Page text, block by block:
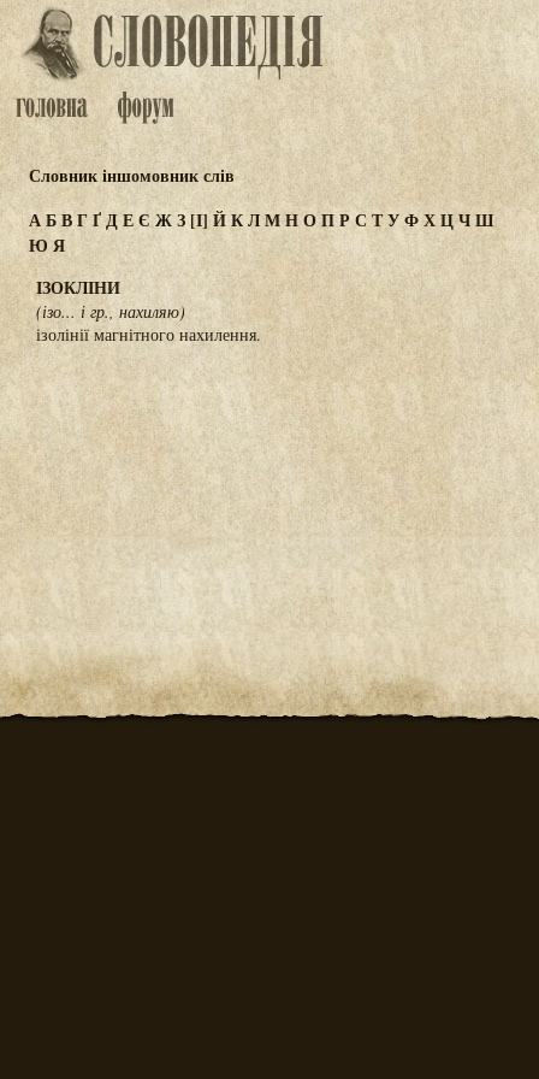
Словник іншомовник слів
АБВГҐДЕЄ ЖЗ [І] ЙКЛМНОПР С ТУФХЦЧШ
Ю Я
ІЗОКЛІНИ
(ізо... і гр., нахиляю)
ізолінії магнітного нахилення.